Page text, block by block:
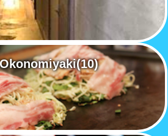
(10)